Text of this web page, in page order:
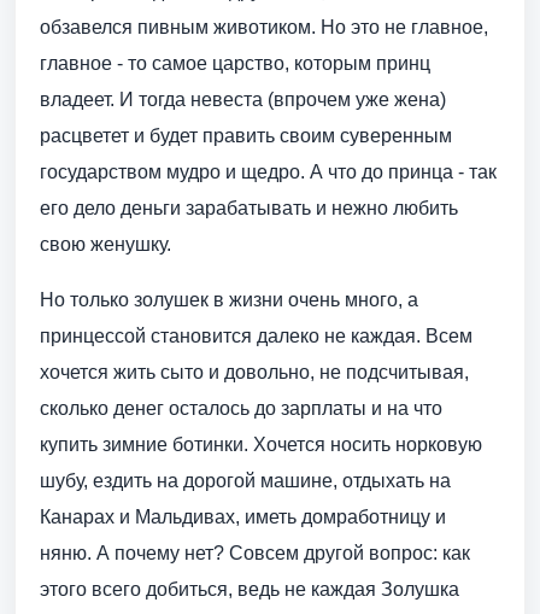
обзавелся пивным животиком. Но это не главное,
главное - то самое царство, которым принц
владеет. И тогда невеста (впрочем уже жена)
расцветет и будет править своим суверенным
государством мудро и щедро. А что до принца - так
его дело деньги зарабатывать и нежно любить
свою женушку.
Но только золушек в жизни очень много, а
принцессой становится далеко не каждая. Всем
хочется жить сыто и довольно, не подсчитывая,
сколько денег осталось до зарплаты и на что
купить зимние ботинки. Хочется носить норковую
шубу, ездить на дорогой машине, отдыхать на
Канарах и Мальдивах, иметь домработницу и
няню. А почему нет? Совсем другой вопрос: как
этого всего добиться, ведь не каждая Золушка